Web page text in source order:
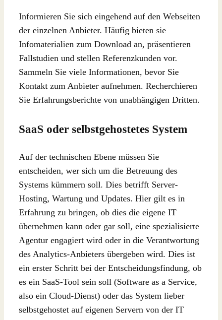
Informieren Sie sich eingehend auf den Webseiten
der einzelnen Anbieter. Häufig bieten sie
Infomaterialien zum Download an, präsentieren
Fallstudien und stellen Referenzkunden vor.
Sammeln Sie viele Informationen, bevor Sie
Kontakt zum Anbieter aufnehmen. Recherchieren
Sie Erfahrungsberichte von unabhängigen Dritten.
SaaS oder selbstgehostetes System
Auf der technischen Ebene müssen Sie
entscheiden, wer sich um die Betreuung des
Systems kümmern soll. Dies betrifft Server-
Hosting, Wartung und Updates. Hier gilt es in
Erfahrung zu bringen, ob dies die eigene IT
übernehmen kann oder gar soll, eine spezialisierte
Agentur engagiert wird oder in die Verantwortung
des Analytics-Anbieters übergeben wird. Dies ist
ein erster Schritt bei der Entscheidungsfindung, ob
es ein SaaS-Tool sein soll (Software as a Service,
also ein Cloud-Dienst) oder das System lieber
selbstgehostet auf eigenen Servern von der IT